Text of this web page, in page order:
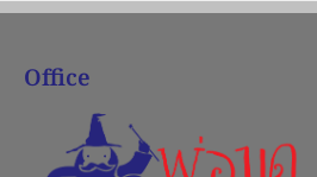
Office